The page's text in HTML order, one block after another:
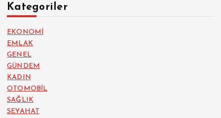
Kategoriler
EKONOMİ
EMLAK
GENEL
GÜNDEM
KADIN
OTOMOBİL
SAĞLIK
SEYAHAT